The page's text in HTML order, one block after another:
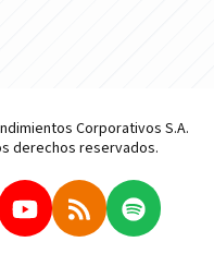
Corporativos S.A.
derechos reservados.